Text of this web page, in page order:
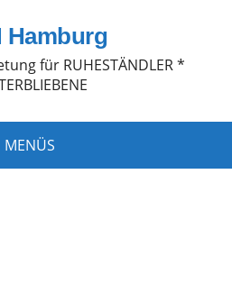
Hamburg
für RUHESTÄNDLER *
MENÜS